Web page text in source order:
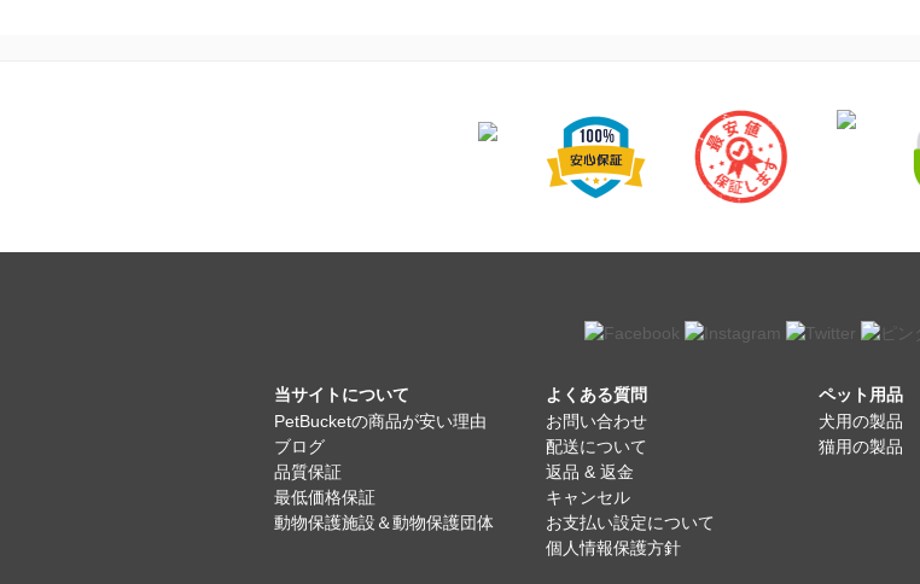
当サイトについて
PetBucketの商品が安い理由
ブログ
品質保証
最低価格保証
動物保護施設＆動物保護団体
よくある質問
お問い合わせ
配送について
返品 & 返金
キャンセル
お支払い設定について
個人情報保護方針
ペット用品
犬用の製品
猫用の製品